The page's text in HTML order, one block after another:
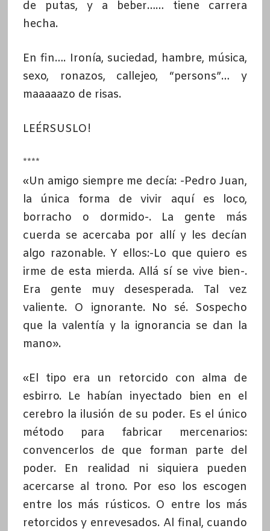
de putas, y a beber…… tiene carrera
hecha.
En fin…. Ironía, suciedad, hambre, música,
sexo, ronazos, callejeo, “persons”… y
maaaaazo de risas.
LEÉRSUSLO!
****
«Un amigo siempre me decía: -Pedro Juan,
la única forma de vivir aquí es loco,
borracho o dormido-. La gente más
cuerda se acercaba por allí y les decían
algo razonable. Y ellos:-Lo que quiero es
irme de esta mierda. Allá sí se vive bien-.
Era gente muy desesperada. Tal vez
valiente. O ignorante. No sé. Sospecho
que la valentía y la ignorancia se dan la
mano».
«El tipo era un retorcido con alma de
esbirro. Le habían inyectado bien en el
cerebro la ilusión de su poder. Es el único
método para fabricar mercenarios:
convencerlos de que forman parte del
poder. En realidad ni siquiera pueden
acercarse al trono. Por eso los escogen
entre los más rústicos. O entre los más
retorcidos y enrevesados. Al final, cuando